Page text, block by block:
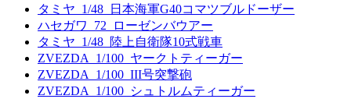
タミヤ_1/48_日本海軍G40コマツブルドーザー
ハセガワ_72_ローゼンバウアー
タミヤ_1/48_陸上自衛隊10式戦車
ZVEZDA_1/100_ヤークトティーガー
ZVEZDA_1/100_III号突撃砲
ZVEZDA_1/100_シュトルムティーガー